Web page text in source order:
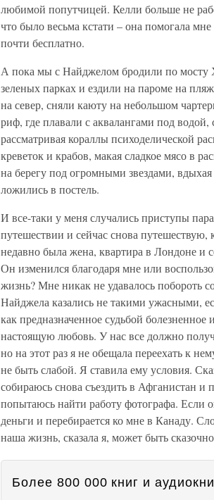
любимой попутчицей. Келли больше не
что было весьма кстати – она помогала
почти бесплатно.
А пока мы с Найджелом бродили по мосту
зеленых парках и ездили на пароме на
на север, сняли каюту на небольшом
риф, где плавали с аквалангами под
рассматривая кораллы психоделической
креветок и крабов, макая сладкое мясо в
на берегу под огромными звездами,
ложились в постель.
И все-таки у меня случались приступы
путешествии и сейчас снова
недавно была жена, квартира в Лондоне и
Он изменился благодаря мне или
жизнь? Мне никак не удавалось побороть
Найджела казались не такими ужасными,
как предназначенное судьбой
настоящую любовь. У нас все должно
но на этот раз я не обещала переехать к
не быть слабой. Я ставила ему условия.
собираюсь снова съездить в Афганистан и
попытаюсь найти работу фотографа. Если
деньги и перебирается ко мне в Канаду.
наша жизнь, сказала я, может быть
Более 800 000 книг и